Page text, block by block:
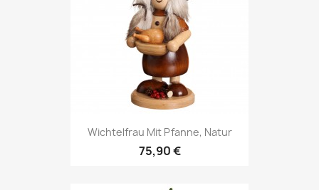
Wichtelfrau Mit Pfanne, Natur
75,90 €